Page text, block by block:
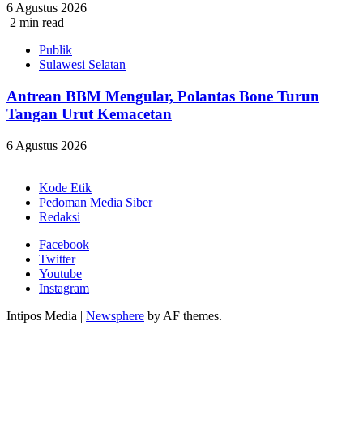
6 Agustus 2026
2 min read
Publik
Sulawesi Selatan
Antrean BBM Mengular, Polantas Bone Turun
Tangan Urut Kemacetan
6 Agustus 2026
Kode Etik
Pedoman Media Siber
Redaksi
Facebook
Twitter
Youtube
Instagram
Intipos Media | Newsphere by AF themes.